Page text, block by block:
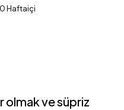
Haftaiçi
olmak ve süpriz